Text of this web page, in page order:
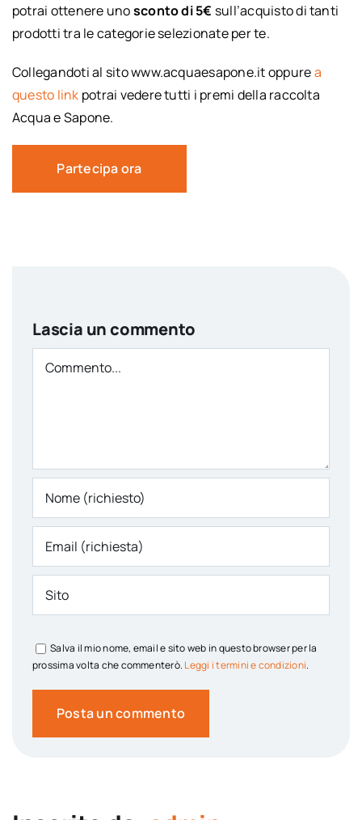
potrai ottenere unosconto di 5€ sull’acquisto di tanti
prodotti tra le categorie selezionate per te.
Collegandoti al sito www.acquaesapone.it oppurea
questo link potrai vedere tutti i premi della raccolta
Acqua e Sapone.
Partecipa ora
Lascia un commento
Comment
Salva il mio nome, email e sito web in questo browser per la
prossima volta che commenterò. Leggi i termini e condizioni.